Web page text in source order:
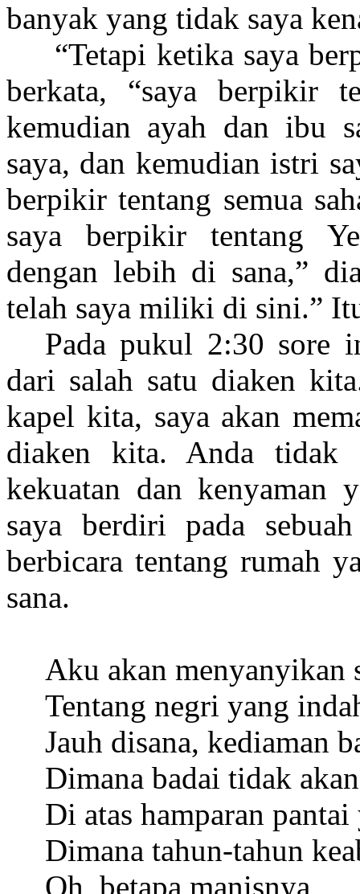
banyak yang tidak saya
“Tetapi ketika saya
berkata, “saya berpikir
kemudian ayah dan ibu
saya, dan kemudian istri
berpikir tentang semua
saya berpikir tentang
dengan lebih di sana,”
telah saya miliki di sini.”
Pada pukul 2:30 sore
dari salah satu diaken
kapel kita, saya akan
diaken kita. Anda tidak
kekuatan dan kenyaman
saya berdiri pada
berbicara tentang rumah
sana.
Aku akan menyanyikan
Tentang negri yang
Jauh disana, kediaman
Dimana badai tidak
Di atas hamparan
Dimana tahun-tahun
Oh, betapa manisnya